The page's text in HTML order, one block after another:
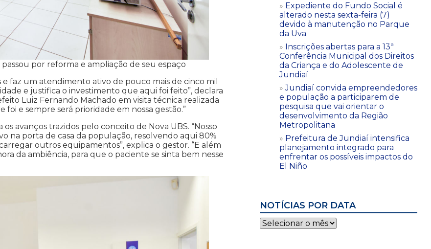
por reforma e ampliação de seu espaço
e faz um atendimento ativo de pouco mais de cinco mil
e justifica o investimento que aqui foi feito”, declara
Luiz Fernando Machado em visita técnica realizada
foi e sempre será prioridade em nossa gestão.”
avanços trazidos pelo conceito de Nova UBS. “Nosso
na porta de casa da população, resolvendo aqui 80%
outros equipamentos”, explica o gestor. “E além
da ambiência, para que o paciente se sinta bem nesse
Expediente do Fundo Social é
alterado nesta sexta-feira (7)
devido à manutenção no Parque
da Uva
Inscrições abertas para a 13ª
Conferência Municipal dos Direitos
da Criança e do Adolescente de
Jundiaí
Jundiaí convida empreendedores
e população a participarem de
pesquisa que vai orientar o
desenvolvimento da Região
Metropolitana
Prefeitura de Jundiaí intensifica
planejamento integrado para
enfrentar os possíveis impactos do
El Niño
NOTÍCIAS POR DATA
Notícias
por